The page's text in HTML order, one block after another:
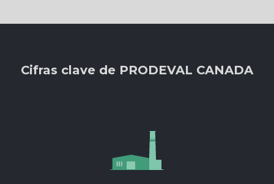
Cifras clave de PRODEVAL CANADA